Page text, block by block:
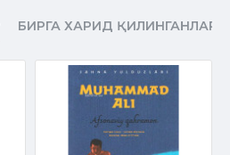
БИРГА ХАРИД ҚИЛИНГАНЛАР